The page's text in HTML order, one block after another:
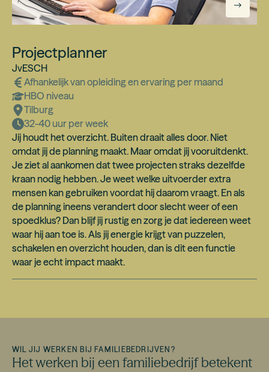
Projectplanner
JvESCH
Afhankelijk van opleiding en ervaring per maand
HBO niveau
Tilburg
32-40 uur per week
Jij houdt het overzicht. Buiten draait alles door. Niet
omdat jij de planning maakt. Maar omdat jij vooruitdenkt.
Je ziet al aankomen dat twee projecten straks dezelfde
kraan nodig hebben. Je weet welke uitvoerder extra
mensen kan gebruiken voordat hij daarom vraagt. En als
de planning ineens verandert door slecht weer of een
spoedklus? Dan blijf jij rustig en zorg je dat iedereen weet
waar hij aan toe is. Als jij energie krijgt van puzzelen,
schakelen en overzicht houden, dan is dit een functie
waar je echt impact maakt.
WIL JIJ WERKEN BIJ FAMILIEBEDRIJVEN?
Het werken bij een familiebedrijf betekent